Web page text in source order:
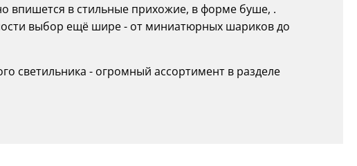
впишется в стильные прихожие, в форме буше, .
выбор ещё шире - от миниатюрных шариков до
светильника - огромный ассортимент в разделе